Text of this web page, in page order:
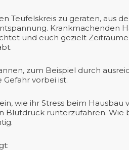
Teufelskreis zu geraten, aus
Krankmachenden
und euch gezielt
zum Beispiel durch
Gefahr vorbei ist.
wie ihr Stress beim
Blutdruck runterzufahren. Wie